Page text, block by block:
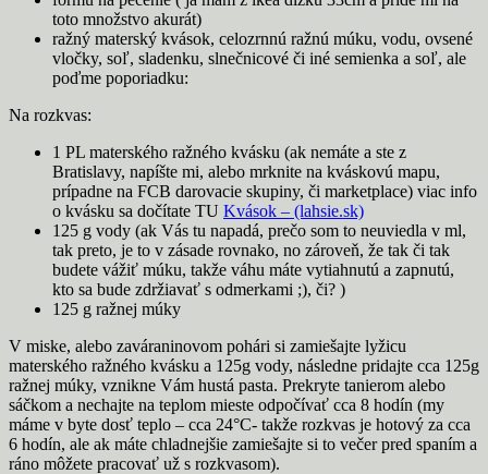
toto množstvo akurát)
ražný materský kvások, celozrnnú ražnú múku, vodu, ovsené
vločky, soľ, sladenku, slnečnicové či iné semienka a soľ, ale
poďme poporiadku:
Na rozkvas:
1 PL materského ražného kvásku (ak nemáte a ste z
Bratislavy, napíšte mi, alebo mrknite na kváskovú mapu,
prípadne na FCB darovacie skupiny, či marketplace) viac info
o kvásku sa dočítate TU Kvások – (lahsie.sk)
125 g vody (ak Vás tu napadá, prečo som to neuviedla v ml,
tak preto, je to v zásade rovnako, no zároveň, že tak či tak
budete vážiť múku, takže váhu máte vytiahnutú a zapnutú,
kto sa bude zdržiavať s odmerkami ;), či? )
125 g ražnej múky
V miske, alebo zaváraninovom pohári si zamiešajte lyžicu
materského ražného kvásku a 125g vody, následne pridajte cca 125g
ražnej múky, vznikne Vám hustá pasta. Prekryte tanierom alebo
sáčkom a nechajte na teplom mieste odpočívať cca 8 hodín (my
máme v byte dosť teplo – cca 24°C- takže rozkvas je hotový za cca
6 hodín, ale ak máte chladnejšie zamiešajte si to večer pred spaním a
ráno môžete pracovať už s rozkvasom).